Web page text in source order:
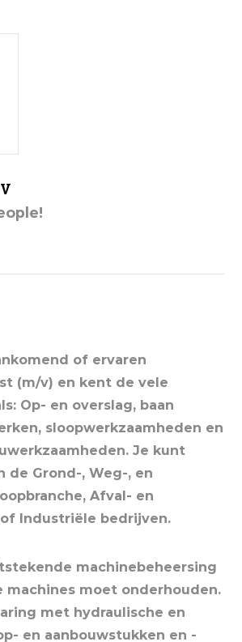
of ervaren
(m/v) en kent de vele
Op- en overslag, baan
sloopwerkzaamheden en
Je kunt
de Grond-, Weg-, en
Afval- en
Industriële bedrijven.
machinebeheersing
machines moet onderhouden.
met hydraulische en
en aanbouwstukken en -